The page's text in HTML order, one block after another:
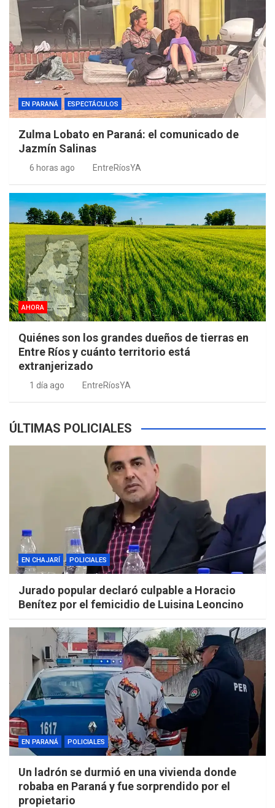
EN PARANÁ ESPECTÁCULOS
Zulma Lobato en Paraná: el comunicado de
Jazmín Salinas
6 horas ago EntreRíosYA
AHORA
Quiénes son los grandes dueños de tierras en
Entre Ríos y cuánto territorio está
extranjerizado
1 día ago EntreRíosYA
ÚLTIMAS POLICIALES
EN CHAJARÍ POLICIALES
Jurado popular declaró culpable a Horacio
Benítez por el femicidio de Luisina Leoncino
EN PARANÁ POLICIALES
Un ladrón se durmió en una vivienda donde
robaba en Paraná y fue sorprendido por el
propietario